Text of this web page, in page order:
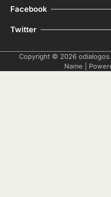
Facebook
Twitter
Copyright © 2026
Name |